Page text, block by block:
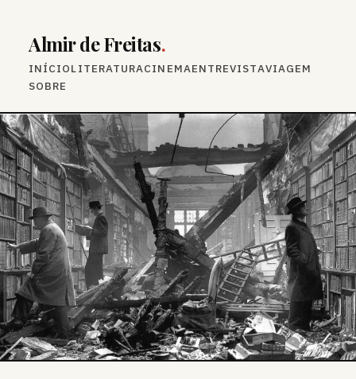
Almir de Freitas.
INÍCIOLITERATURACINEMAENTREVISTAVIAGEM
SOBRE